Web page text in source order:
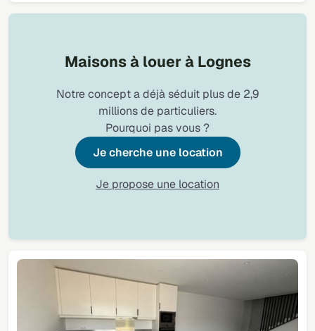
Maisons à louer à Lognes
Notre concept a déjà séduit plus de 2,9
millions de particuliers.
Pourquoi pas vous ?
Je cherche une location
Je propose une location